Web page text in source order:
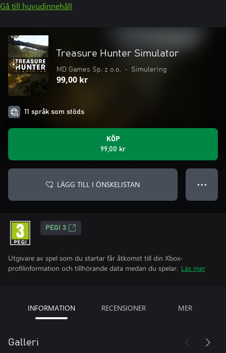
Gå till huvudinnehåll
Treasure Hunter Simulator
MD Games Sp. z o.o. • Simulering
99,00 kr
11 språk som stöds
KÖP
99,00 kr
LÄGG TILL I ÖNSKELISTAN ● ● ●
PEGI 3
Utgivare av spel som du startar får åtkomst till din Xbox-
profilinformation och tillhörande data medan du spelar. Läs mer
INFORMATION RECENSIONER MER
Galleri